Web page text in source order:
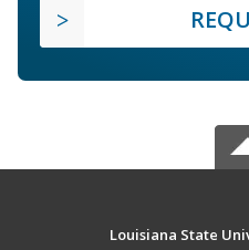
Louisiana State